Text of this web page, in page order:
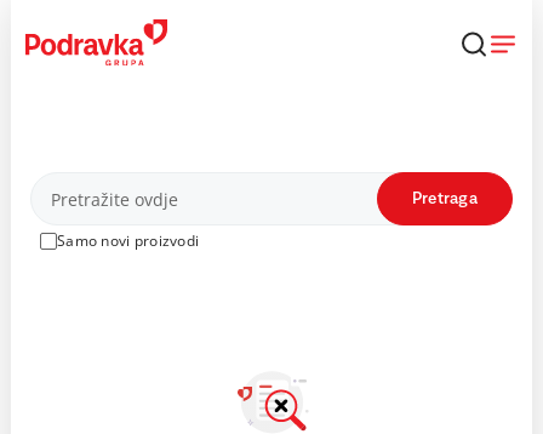
content
Proizvodi
Samo novi proizvodi
Pretraga